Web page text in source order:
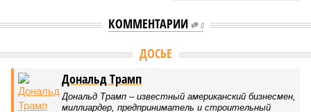
КОММЕНТАРИИ 0
Версия //Конфликт //Монополия вкладывалась-вкладывалась в
РЖД против своей страны